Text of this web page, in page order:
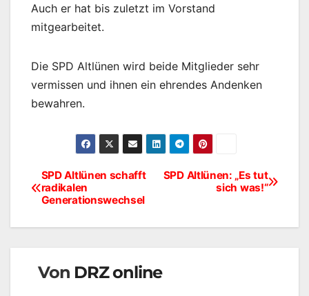
Auch er hat bis zuletzt im Vorstand
mitgearbeitet.
Die SPD Altlünen wird beide Mitglieder sehr
vermissen und ihnen ein ehrendes Andenken
bewahren.
Beitragsnavigation
SPD Altlünen: „Es tut
sich was!“
SPD Altlünen schafft
radikalen
Generationswechsel
Von DRZ online